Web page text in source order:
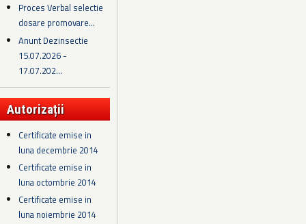
Proces Verbal selectie
dosare promovare...
Anunt Dezinsectie
15.07.2026 -
17.07.202...
Autorizații
Certificate emise in
luna decembrie 2014
Certificate emise in
luna octombrie 2014
Certificate emise in
luna noiembrie 2014